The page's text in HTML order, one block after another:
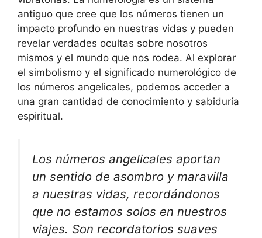
antiguo que cree que los números tienen un
impacto profundo en nuestras vidas y pueden
revelar verdades ocultas sobre nosotros
mismos y el mundo que nos rodea. Al explorar
el simbolismo y el significado numerológico de
los números angelicales, podemos acceder a
una gran cantidad de conocimiento y sabiduría
espiritual.
Los números angelicales aportan
un sentido de asombro y maravilla
a nuestras vidas, recordándonos
que no estamos solos en nuestros
viajes. Son recordatorios suaves